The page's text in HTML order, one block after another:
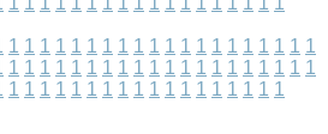
1 1 1 1 1 1 1 1 1 1 1 1 1 1 1 1 1 1 1 1
1 1 1 1 1 1 1 1 1 1 1 1 1 1 1 1 1 1 1 1
1 1 1 1 1 1 1 1 1 1 1 1 1 1 1 1 1 1